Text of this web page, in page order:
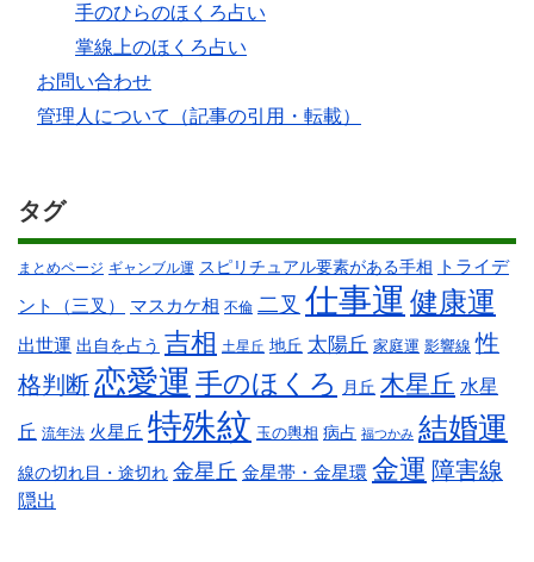
手のひらのほくろ占い
掌線上のほくろ占い
お問い合わせ
管理人について（記事の引用・転載）
タグ
まとめページ ギャンブル運 スピリチュアル要素がある手相 トライデ
ント（三叉） マスカケ相 不倫 二叉 仕事運 健康運
出世運 出自を占う 吉相 土星丘 地丘 太陽丘 家庭運 影響線 性
格判断恋愛運 手のほくろ 月丘 木星丘 水星
丘 流年法 火星丘 特殊紋 玉の輿相 病占 福つかみ 結婚運
線の切れ目・途切れ 金星丘 金星帯・金星環 金運 障害線
隠出